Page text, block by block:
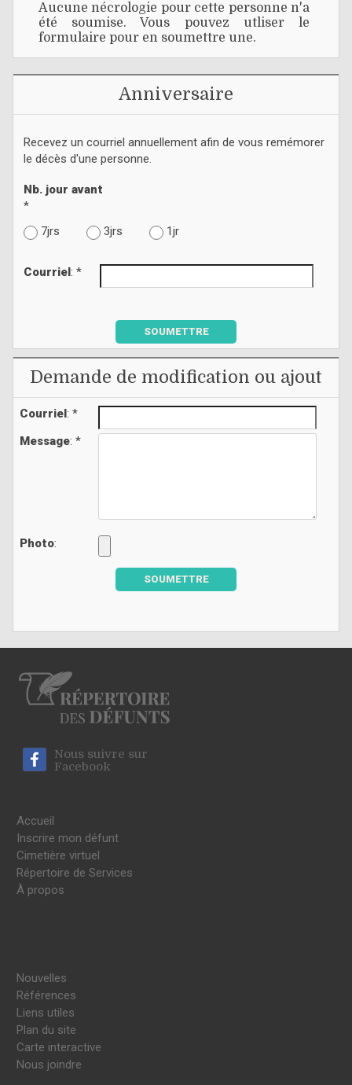
Aucune nécrologie pour cette personne n'a
été soumise. Vous pouvez utliser le
formulaire pour en soumettre une.
Anniversaire
Recevez un courriel annuellement afin de vous remémorer
le décès d'une personne.
Nb. jour avant
*
7jrs
3jrs 1jr
Courriel : *
SOUMETTRE
Demande de modification ou ajout
Courriel: *
Message: *
Photo:
SOUMETTRE
Nous suivre sur
Facebook
Accueil
Inscrire mon défunt
Cimetière virtuel
Répertoire de Services
À propos
Nouvelles
Références
Liens utiles
Plan du site
Carte interactive
Nous joindre